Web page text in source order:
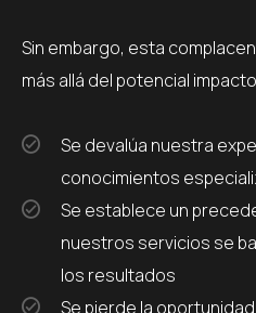
Sin embargo, esta
más allá del potencial
Se devalúa nuestra experiencia profesional y
conocimientos
Se establece un precedente donde el valor de
nuestros servicios se
los resultados
Se pierde la oportunidad de educar al cliente y